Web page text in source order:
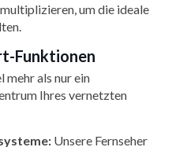
um die ideale
Funktionen
mehr als nur ein
Ihres vernetzten
Unsere Fernseher